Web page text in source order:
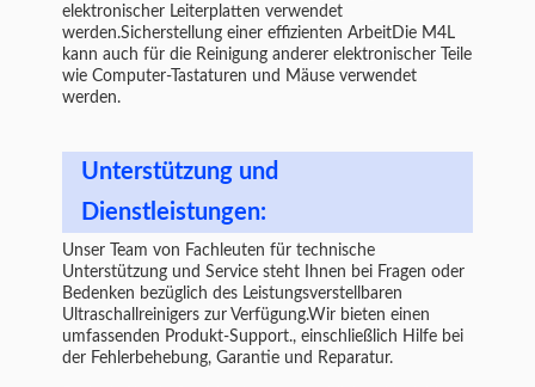
elektronischer Leiterplatten verwendet
werden.Sicherstellung einer effizienten ArbeitDie M4L
kann auch für die Reinigung anderer elektronischer Teile
wie Computer-Tastaturen und Mäuse verwendet
werden.
Unterstützung und
Dienstleistungen:
Unser Team von Fachleuten für technische
Unterstützung und Service steht Ihnen bei Fragen oder
Bedenken bezüglich des Leistungsverstellbaren
Ultraschallreinigers zur Verfügung.Wir bieten einen
umfassenden Produkt-Support., einschließlich Hilfe bei
der Fehlerbehebung, Garantie und Reparatur.